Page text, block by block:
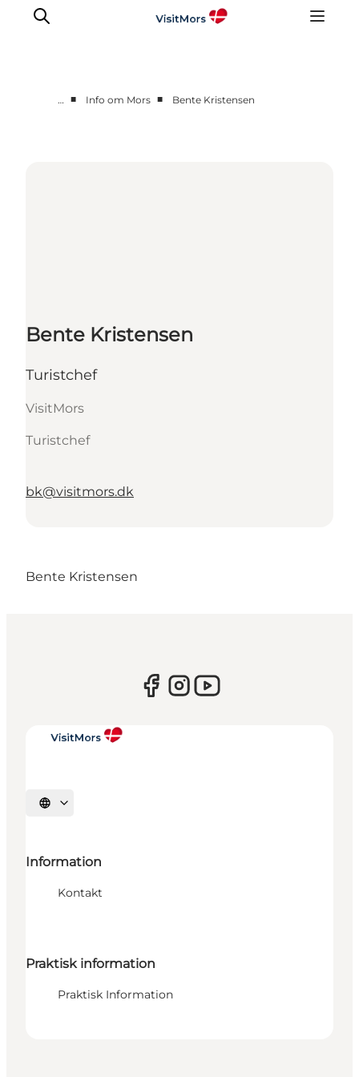
… ■ Info om Mors ■ Bente Kristensen
Bente Kristensen
Turistchef
VisitMors
Turistchef
bk@visitmors.dk
Bente Kristensen
Vælg sprog
Information
Kontakt
Praktisk information
Praktisk Information